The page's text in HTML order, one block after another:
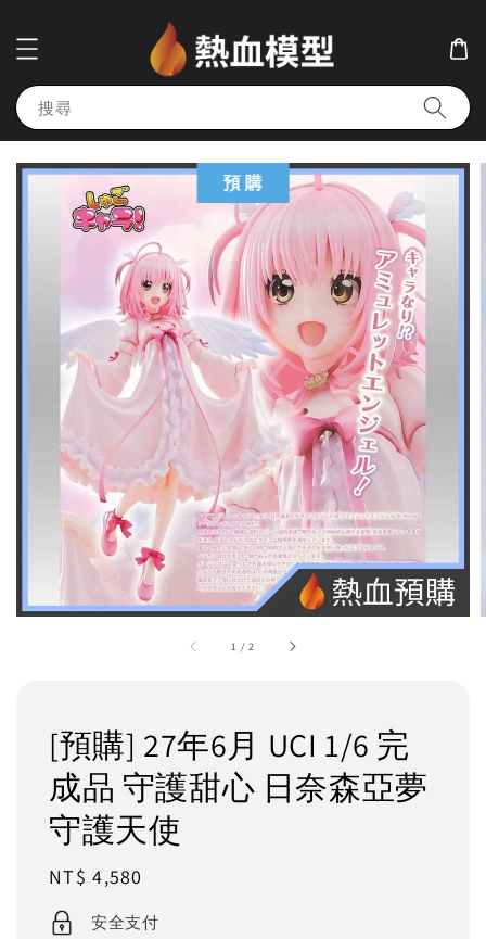
搜尋
1 /2
預 購
[預購] 27年6月 UCI 1/6 完
成品 守護甜心 日奈森亞夢
守護天使
Regular
price
NT$ 4,580
安全支付